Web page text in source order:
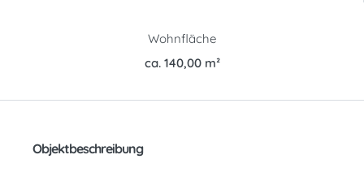
Wohnfläche
ca. 140,00 m²
Objektbeschreibung